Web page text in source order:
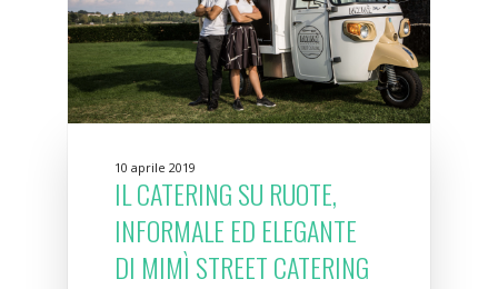
10 aprile 2019
IL CATERING SU RUOTE,
INFORMALE ED ELEGANTE
DI MIMÌ STREET CATERING